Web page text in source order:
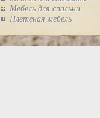
Мебель для спальни
Плетеная мебель